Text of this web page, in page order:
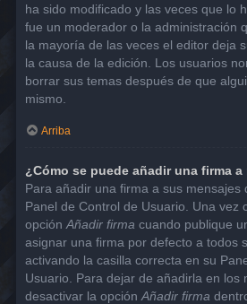
ha sido modificado y las veces que lo
fue un moderador o la administración
la mayoría de las veces el editor deja
la causa de la edición. Los usuarios
borrar sus temas después de que
mismo.
Arriba
¿Cómo se puede añadir una firma a
Para añadir una firma a sus mensajes
Panel de Control de Usuario. Una vez
opción Añadir firma cuando publique
asignar una firma por defecto a todos
activando la casilla correcta en su
Usuario. Para dejar de añadirla en los
desactivar la opción Añadir firma